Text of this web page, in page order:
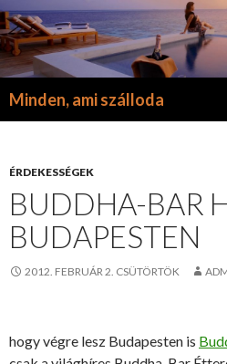
Minden, ami szálloda
ÉRDEKESSÉGEK
BUDDHA-BAR
BUDAPESTEN
2012. FEBRUÁR 2. CSÜTÖRTÖK
hogy végre lesz Budapesten is